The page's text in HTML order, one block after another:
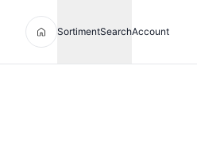
SortimentSearchAccount